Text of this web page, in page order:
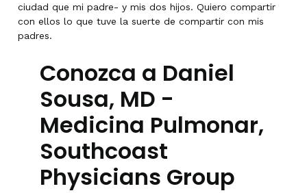
ciudad que mi padre- y mis dos hijos. Quiero compartir
con ellos lo que tuve la suerte de compartir con mis
padres.
Conozca a Daniel
Sousa, MD -
Medicina Pulmonar,
Southcoast
Physicians Group